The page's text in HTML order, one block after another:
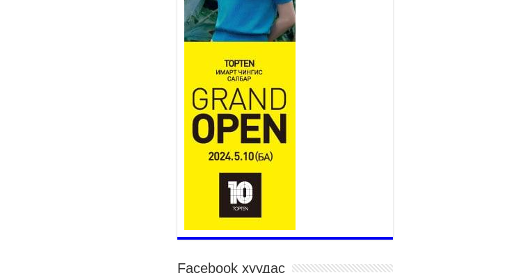
Үер усны аюулаас сэргийлж, нийслэлийн Онцгой
байдлын газрын 162 алба хаагч үүрэг гүйцэтгэж
байна
2026 оны 7 сар 15 / 11 цаг 07 минут
Үндэсний их сурын харваанд 850 харваач цэц
мэргэнээ сорьж байна
2026 оны 7 сар 15 / 11 цаг 03 минут
Төв цэнгэлдэхийн эргэн тойронд
2026 оны 7 сар 15 / 10 цаг 58 минут
Үндэсний их баяр наадмын шагайн харваа
насанд хүрэгчдийн багийн харваагаар
үргэлжилж байна
2026 оны 7 сар 15 / 10 цаг 52 минут
Үндэсний их баяр наадмын хүчит бөхийн
барилдаан эхэллээ
2026 оны 7 сар 15 / 10 цаг 46 минут
Үндэсний хувцасны өдрийг тохиолдуулан
Facebook хуудас